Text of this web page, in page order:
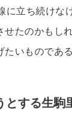
に立ち続けな
せたのかもし
いものである
とする生駒